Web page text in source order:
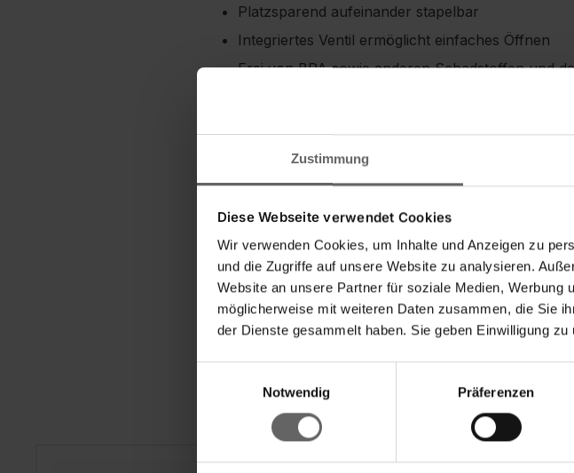
Zustimmung
Diese Webseite verwendet Cookies
Wir verwenden Cookies, um Inhalte und Anzeigen zu
und die Zugriffe auf unsere Website zu analysieren.
Website an unsere Partner für soziale Medien, Werbung
möglicherweise mit weiteren Daten zusammen, die Sie
der Dienste gesammelt haben. Sie geben Einwilligung
Notwendig
Präferenzen
Platzsparend aufeinander stapelbar
Integriertes Ventil ermöglicht einfaches Öffnen
Frei von BPA sowie anderen Schadstoffen und
Set &